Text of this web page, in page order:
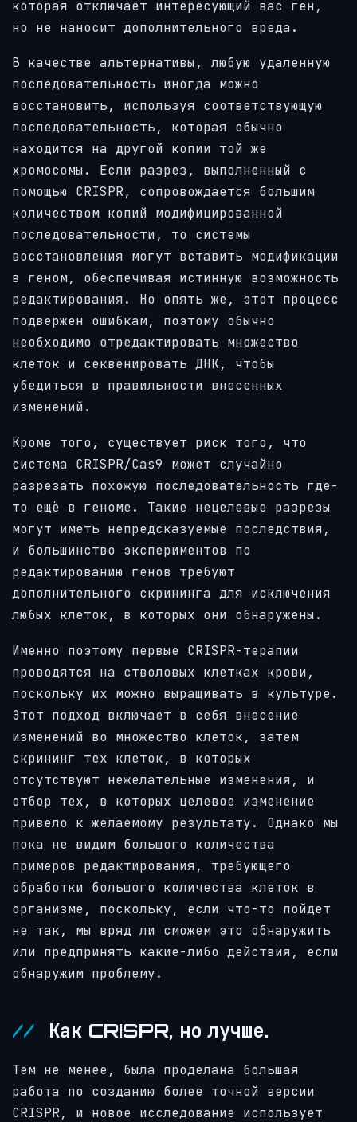
которая отключает интересующий вас ген,
но не наносит дополнительного вреда.
В качестве альтернативы, любую удаленную
последовательность иногда можно
восстановить, используя соответствующую
последовательность, которая обычно
находится на другой копии той же
хромосомы. Если разрез, выполненный с
помощью CRISPR, сопровождается большим
количеством копий модифицированной
последовательности, то системы
восстановления могут вставить модификации
в геном, обеспечивая истинную возможность
редактирования. Но опять же, этот процесс
подвержен ошибкам, поэтому обычно
необходимо отредактировать множество
клеток и секвенировать ДНК, чтобы
убедиться в правильности внесенных
изменений.
Кроме того, существует риск того, что
система CRISPR/Cas9 может случайно
разрезать похожую последовательность где-
то ещё в геноме. Такие нецелевые разрезы
могут иметь непредсказуемые последствия,
и большинство экспериментов по
редактированию генов требуют
дополнительного скрининга для исключения
любых клеток, в которых они обнаружены.
Именно поэтому первые CRISPR-терапии
проводятся на стволовых клетках крови,
поскольку их можно выращивать в культуре.
Этот подход включает в себя внесение
изменений во множество клеток, затем
скрининг тех клеток, в которых
отсутствуют нежелательные изменения, и
отбор тех, в которых целевое изменение
привело к желаемому результату. Однако мы
пока не видим большого количества
примеров редактирования, требующего
обработки большого количества клеток в
организме, поскольку, если что-то пойдет
не так, мы вряд ли сможем это обнаружить
или предпринять какие-либо действия, если
обнаружим проблему.
Как CRISPR, но лучше.
Тем не менее, была проделана большая
работа по созданию более точной версии
CRISPR, и новое исследование использует